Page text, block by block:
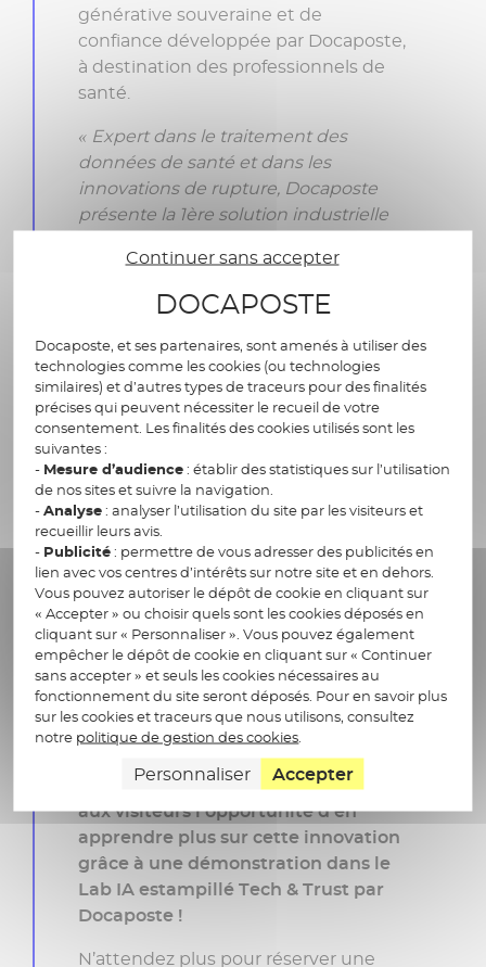
générative souveraine et de
confiance développée par Docaposte,
à destination des professionnels de
santé.
« Expert dans le traitement des
données de santé et dans les
innovations de rupture, Docaposte
présente la 1ère solution industrielle
destination des professionnels de
santé permettant la synthèse de
l’ensemble des informations
disponibles depuis leur
environnement de travail pour
accélérer la prise de connaissance du
parcours de soins d’un patient et
rendre de la disponibilité sur des
tâches chronophages comme la
rédaction d’une lettre de liaison.
Adaptée aux problématiques des
médecins dans la prise en charge des
patients la solution a été conçue à
partir d’actifs technologiques de
confiance et souverains permettant
de garantir un cadre éthique,
souverain et de confiance. »
En plus de cette agora, nous offrons
aux visiteurs l’opportunité d’en
apprendre plus sur cette innovation
grâce à une démonstration dans le
Lab IA estampillé Tech & Trust par
Docaposte !
N’attendez plus pour réserver une
Continuer sans accepter
DOCAPOSTE
Docaposte, et ses partenaires, sont amenés à utiliser des
technologies comme les cookies (ou technologies
similaires) et d’autres types de traceurs pour des finalités
précises qui peuvent nécessiter le recueil de votre
consentement. Les finalités des cookies utilisés sont les
suivantes :
- Mesure d’audience: établir des statistiques sur l’utilisation
de nos sites et suivre la navigation.
-Analyse: analyser l’utilisation du site par les visiteurs et
recueillir leurs avis.
- Publicité: permettre de vous adresser des publicités en
lien avec vos centres d’intérêts sur notre site et en dehors.
Vous pouvez autoriser le dépôt de cookie en cliquant sur
« Accepter » ou choisir quels sont les cookies déposés en
cliquant sur « Personnaliser ». Vous pouvez également
empêcher le dépôt de cookie en cliquant sur « Continuer
sans accepter » et seuls les cookies nécessaires au
fonctionnement du site seront déposés. Pour en savoir plus
sur les cookies et traceurs que nous utilisons, consultez
notre politique de gestion des cookies
Personnaliser Accepter